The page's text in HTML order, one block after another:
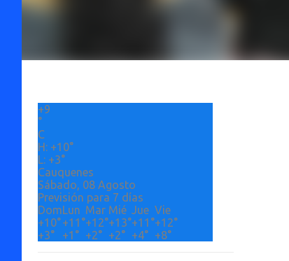
+9
°
C
H: +10°
L: +3°
Cauquenes
Sábado, 08 Agosto
Previsión para 7 días
DomLun Mar Mié Jue Vie
+10°+11°+12°+13°+11°+12°
+3° +1° +2° +2° +4° +8°